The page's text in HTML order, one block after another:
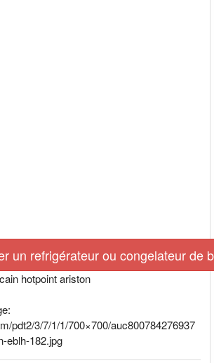
un refrigérateur ou congelateur de
hotpoint ariston
pdt2/3/7/1/1/700×700/auc800784276937
eblh-182.jpg